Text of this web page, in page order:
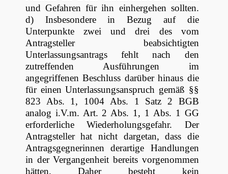
und Gefahren für ihn einhergehen sollten.
d) Insbesondere in Bezug auf die
Unterpunkte zwei und drei des vom
Antragsteller beabsichtigten
Unterlassungsantrags fehlt nach den
zutreffenden Ausführungen im
angegriffenen Beschluss darüber hinaus die
für einen Unterlassungsanspruch gemäß §§
823 Abs. 1, 1004 Abs. 1 Satz 2 BGB
analog i.V.m. Art. 2 Abs. 1, 1 Abs. 1 GG
erforderliche Wiederholungsgefahr. Der
Antragsteller hat nicht dargetan, dass die
Antragsgegnerinnen derartige Handlungen
in der Vergangenheit bereits vorgenommen
hätten. Daher besteht kein